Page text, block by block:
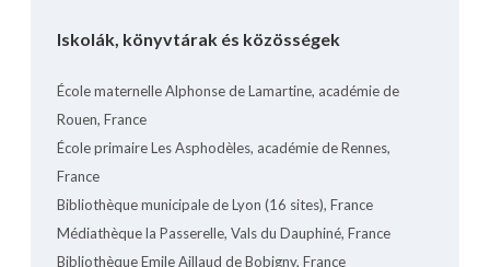
Iskolák, könyvtárak és közösségek
École maternelle Alphonse de Lamartine, académie de
Rouen, France
École primaire Les Asphodèles, académie de Rennes,
France
Bibliothèque municipale de Lyon (16 sites), France
Médiathèque la Passerelle, Vals du Dauphiné, France
Bibliothèque Emile Aillaud de Bobigny, France